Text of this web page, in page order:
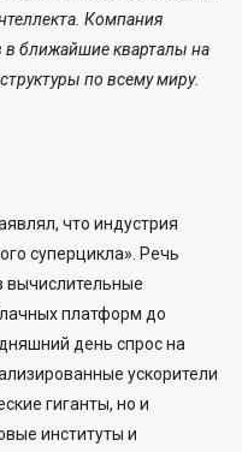
Компания
в ближайшие кварталы на
по всему миру.
что индустрия
суперцикла». Речь
вычислительные
платформ до
день спрос на
ускорители
гиганты, но и
институты и